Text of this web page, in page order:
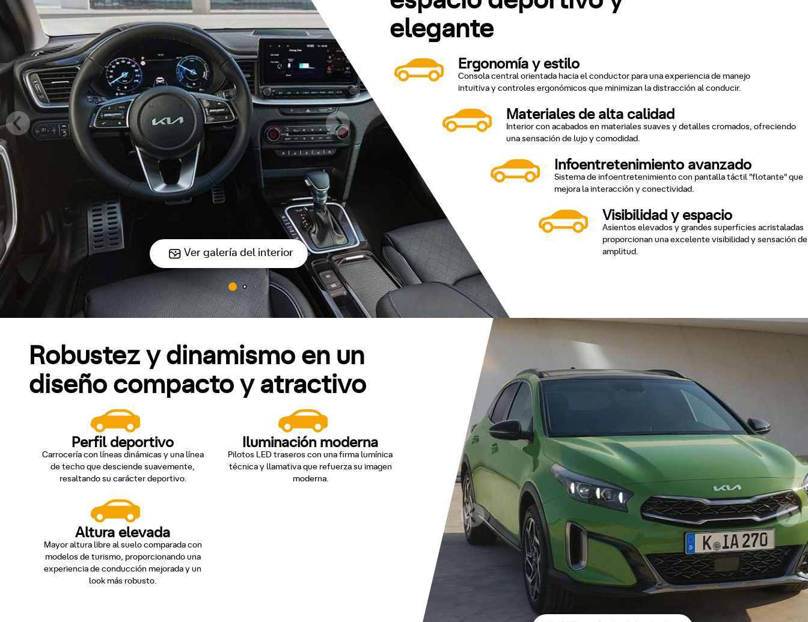
Ver galería del interior
elegante
Ergonomía y estilo
Consola central orientada hacia el conductor para una experiencia de manejo
intuitiva y controles ergonómicos que minimizan la distracción al conducir.
Materiales de alta calidad
Interior con acabados en materiales suaves y detalles cromados, ofreciendo
una sensación de lujo y comodidad.
Infoentretenimiento avanzado
Sistema de infoentretenimiento con pantalla táctil "flotante" que
mejora la interacción y conectividad.
Visibilidad y espacio
Asientos elevados y grandes superficies acristaladas
proporcionan una excelente visibilidad y sensación de
amplitud.
Robustez y dinamismo en un
diseño compacto y atractivo
Perfil deportivo
Carrocería con líneas dinámicas y una línea
de techo que desciende suavemente,
resaltando su carácter deportivo.
Iluminación moderna
Pilotos LED traseros con una firma lumínica
técnica y llamativa que refuerza su imagen
moderna.
Altura elevada
Mayor altura libre al suelo comparada con
modelos de turismo, proporcionando una
experiencia de conducción mejorada y un
look más robusto.